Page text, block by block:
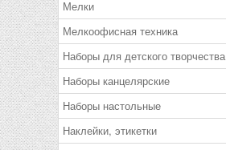
Мелки
Мелкоофисная техника
Наборы для детского творчества
Наборы канцелярские
Наборы настольные
Наклейки, этикетки